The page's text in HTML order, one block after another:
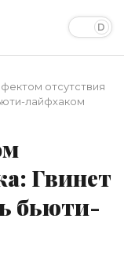
отсутствия
лайфхаком
Гвинет
бьюти-